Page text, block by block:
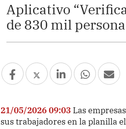
Aplicativo
de 830 mil
21/05/2026 09:03 Las
sus trabajadores en la planilla